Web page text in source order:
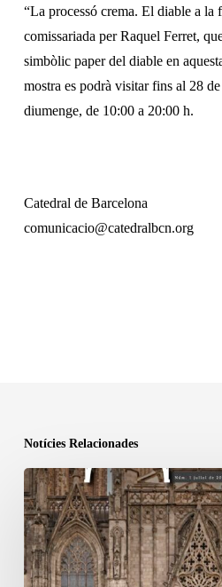
“La processó crema. El diable a la
comissariada per Raquel Ferret,
simbòlic paper del diable en
mostra es podrà visitar fins al 28
diumenge, de 10:00 a 20:00 h.
Catedral de Barcelona
comunicacio@catedralbcn.org
Notícies Relacionades
La
Catedral
de
Barcelona
presenta